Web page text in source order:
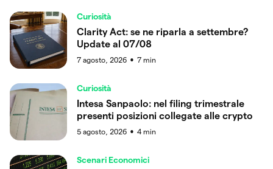
Curiosità
Clarity Act: se ne riparla a settembre?
Update al 07/08
7 agosto, 2026 ● 7 min
Curiosità
Intesa Sanpaolo: nel filing trimestrale
presenti posizioni collegate alle crypto
5 agosto, 2026 ● 4 min
Scenari Economici